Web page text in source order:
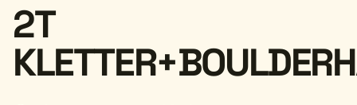
2T